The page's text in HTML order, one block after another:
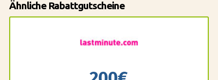
Ähnliche Rabattgutscheine